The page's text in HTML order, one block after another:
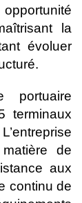
la
évoluer
portuaire
terminaux
de
aux
continu de